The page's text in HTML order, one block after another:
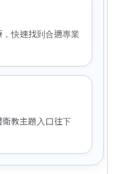
快速找到合適專業
教主題入口往下